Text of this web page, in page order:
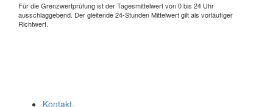
Für die Grenzwertprüfung ist der Tagesmittelwert von 0 bis 24 Uhr
ausschlaggebend. Der gleitende 24-Stunden Mittelwert gilt als vorläufiger
Richtwert.
Kontakt.